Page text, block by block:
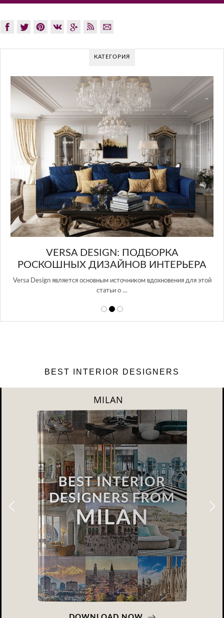
КАТЕГОРИЯ
ПОДБОРКА
ИНТЕРЬЕРА
вдохновения для этой
GLAZOV DESIGN
ПОДХОД К
Glazov Design Group- это одна из
в Росси…
BEST INTERIOR DESIGNERS
DUBAI